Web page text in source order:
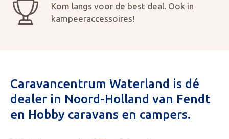
KOPEN
NIEUW
WINKEL
Kom langs voor de best deal. Ook in
kampeeraccessoires!
Caravancentrum Waterland is dé
dealer in Noord-Holland van Fendt
en Hobby caravans en campers.